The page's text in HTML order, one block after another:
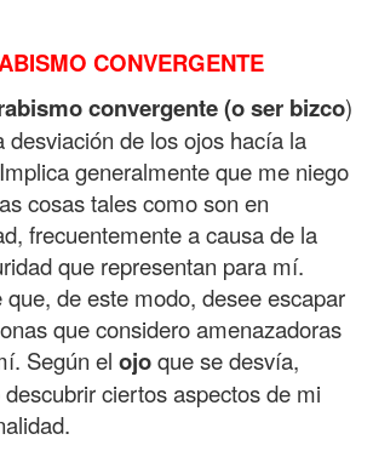
CONVERGENTE
convergente (o ser bizco)
desviación de los ojos hacía la
generalmente que me niego
cosas tales comoson en
frecuentemente a causa de la
que representan para mí.
que, de este modo, desee escapar
que consideroamenazadoras
Según el ojoque se desvía,
descubrir ciertosaspectos de mi